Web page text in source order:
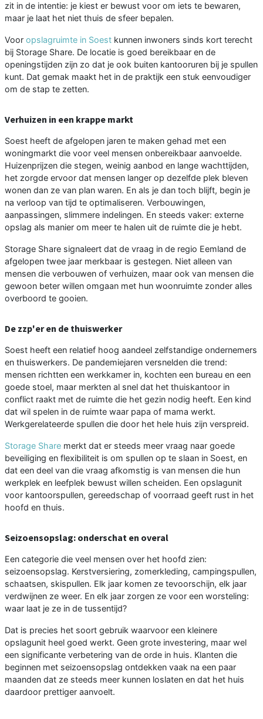
zit in de intentie: je kiest er bewust voor om iets te bewaren,
maar je laat het niet thuis de sfeer bepalen.
Voor opslagruimte in Soest kunnen inwoners sinds kort terecht
bij Storage Share. De locatie is goed bereikbaar en de
openingstijden zijn zo dat je ook buiten kantooruren bij je spullen
kunt. Dat gemak maakt het in de praktijk een stuk eenvoudiger
om de stap te zetten.
Verhuizen in een krappe markt
Soest heeft de afgelopen jaren te maken gehad met een
woningmarkt die voor veel mensen onbereikbaar aanvoelde.
Huizenprijzen die stegen, weinig aanbod en lange wachttijden,
het zorgde ervoor dat mensen langer op dezelfde plek bleven
wonen dan ze van plan waren. En als je dan toch blijft, begin je
na verloop van tijd te optimaliseren. Verbouwingen,
aanpassingen, slimmere indelingen. En steeds vaker: externe
opslag als manier om meer te halen uit de ruimte die je hebt.
Storage Share signaleert dat de vraag in de regio Eemland de
afgelopen twee jaar merkbaar is gestegen. Niet alleen van
mensen die verbouwen of verhuizen, maar ook van mensen die
gewoon beter willen omgaan met hun woonruimte zonder alles
overboord te gooien.
De zzp'er en de thuiswerker
Soest heeft een relatief hoog aandeel zelfstandige ondernemers
en thuiswerkers. De pandemiejaren versnelden die trend:
mensen richtten een werkkamer in, kochten een bureau en een
goede stoel, maar merkten al snel dat het thuiskantoor in
conflict raakt met de ruimte die het gezin nodig heeft. Een kind
dat wil spelen in de ruimte waar papa of mama werkt.
Werkgerelateerde spullen die door het hele huis zijn verspreid.
Storage Share merkt dat er steeds meer vraag naar goede
beveiliging en flexibiliteit is om spullen op te slaan in Soest, en
dat een deel van die vraag afkomstig is van mensen die hun
werkplek en leefplek bewust willen scheiden. Een opslagunit
voor kantoorspullen, gereedschap of voorraad geeft rust in het
hoofd en thuis.
Seizoensopslag: onderschat en overal
Een categorie die veel mensen over het hoofd zien:
seizoensopslag. Kerstversiering, zomerkleding, campingspullen,
schaatsen, skispullen. Elk jaar komen ze tevoorschijn, elk jaar
verdwijnen ze weer. En elk jaar zorgen ze voor een worsteling:
waar laat je ze in de tussentijd?
Dat is precies het soort gebruik waarvoor een kleinere
opslagunit heel goed werkt. Geen grote investering, maar wel
een significante verbetering van de orde in huis. Klanten die
beginnen met seizoensopslag ontdekken vaak na een paar
maanden dat ze steeds meer kunnen loslaten en dat het huis
daardoor prettiger aanvoelt.